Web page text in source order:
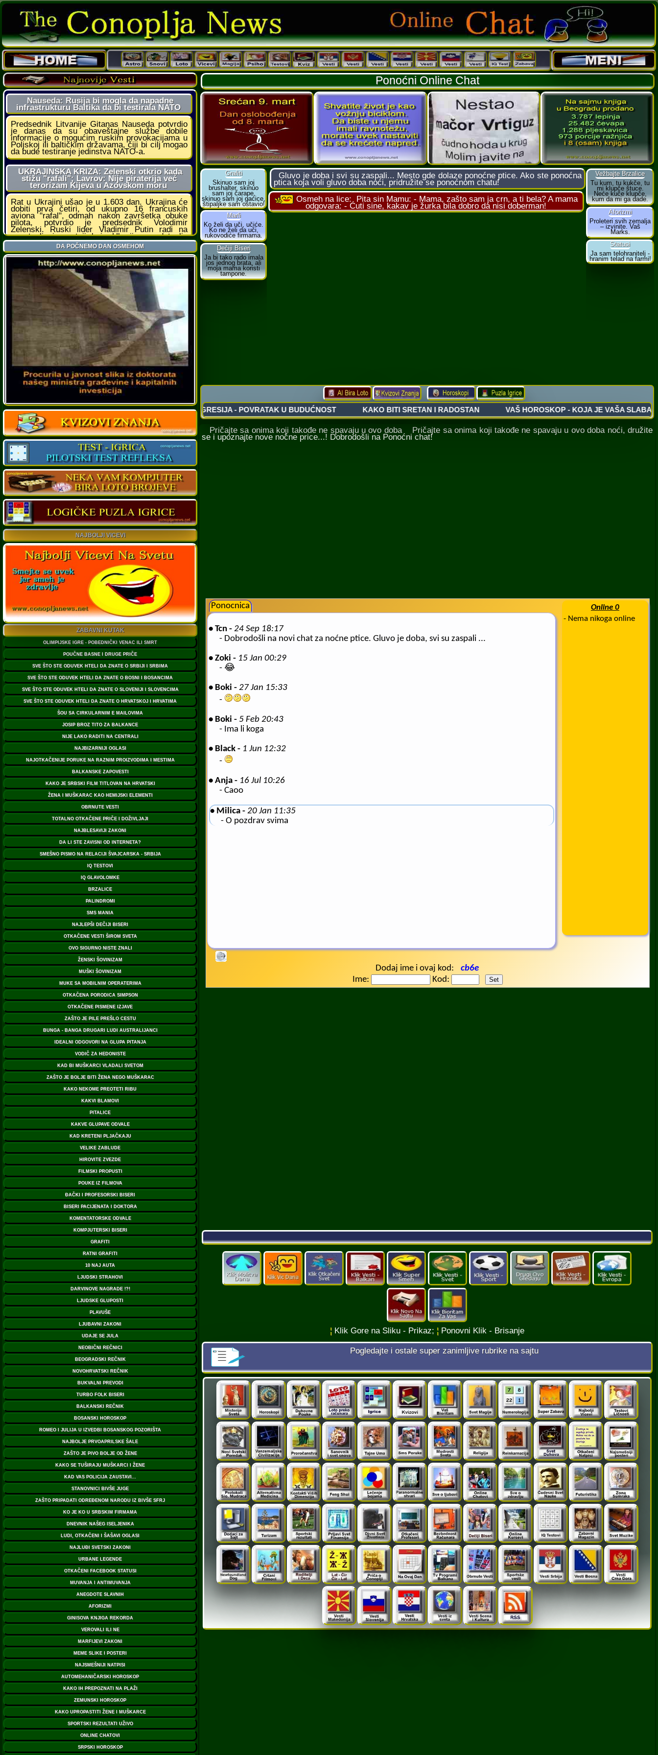
Ponoćni Online Chat
Gluvo je doba i svi su zaspali... Mesto gde dolaze ponoćne ptice. Ako ste ponoćna
ptica koja voli gluvo doba noći, pridružite se ponoćnom chatu!
Osmeh na lice: Pita sin Mamu: - Mama, zašto sam ja crn, a ti bela? A mama
odgovara: - Ćuti sine, kakav je žurka bila dobro da nisi doberman!
Pričajte sa onima koji takođe ne spavaju u ovo doba Pričajte sa onima koji takođe ne spavaju u ovo doba noći, družite
se i upoznajte nove noćne price...! Dobrodošli na Ponoćni chat!
¦ Klik Gore na Sliku - Prikaz; ¦ Ponovni Klik - Brisanje
Pogledajte i ostale super zanimljive rubrike na sajtu